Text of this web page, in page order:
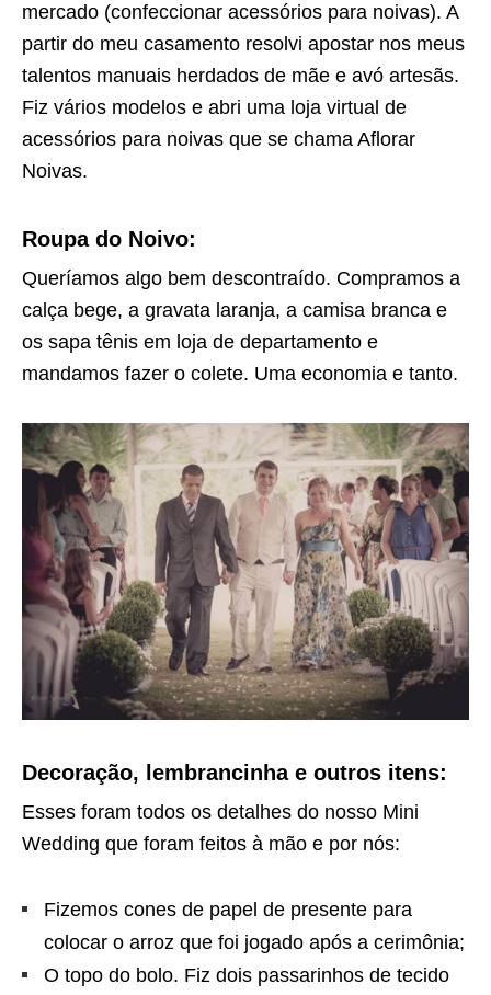
mercado (confeccionar acessórios para noivas). A
partir do meu casamento resolvi apostar nos meus
talentos manuais herdados de mãe e avó artesãs.
Fiz vários modelos e abri uma loja virtual de
acessórios para noivas que se chama Aflorar
Noivas.
Roupa do Noivo:
Queríamos algo bem descontraído. Compramos a
calça bege, a gravata laranja, a camisa branca e
os sapa tênis em loja de departamento e
mandamos fazer o colete. Uma economia e tanto.
Decoração, lembrancinha e outros itens:
Esses foram todos os detalhes do nosso Mini
Wedding que foram feitos à mão e por nós:
Fizemos cones de papel de presente para
colocar o arroz que foi jogado após a cerimônia;
O topo do bolo. Fiz dois passarinhos de tecido